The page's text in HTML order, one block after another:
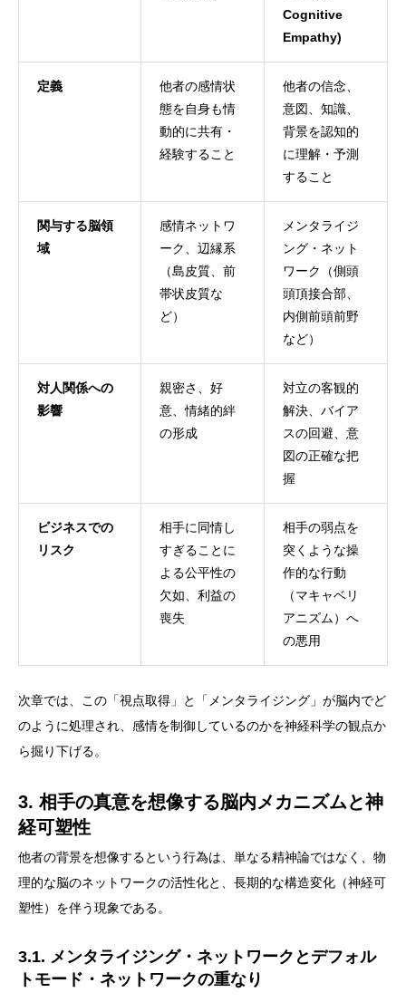
Cognitive
Empathy)
定義
他者の感情状
態を自身も情
動的に共有・
経験すること
他者の信念、
意図、知識、
背景を認知的
に理解・予測
すること
関与する脳領
域
感情ネットワ
ーク、辺縁系
（島皮質、前
帯状皮質な
ど）
メンタライジ
ング・ネット
ワーク（側頭
頭頂接合部、
内側前頭前野
など）
対人関係への
影響
親密さ、好
意、情緒的絆
の形成
対立の客観的
解決、バイア
スの回避、意
図の正確な把
握
ビジネスでの
リスク
相手に同情し
すぎることに
よる公平性の
欠如、利益の
喪失
相手の弱点を
突くような操
作的な行動
（マキャベリ
アニズム）へ
の悪用
次章では、この「視点取得」と「メンタライジング」が脳内でど
のように処理され、感情を制御しているのかを神経科学の観点か
ら掘り下げる。
3. 相手の真意を想像する脳内メカニズムと神
経可塑性
他者の背景を想像するという行為は、単なる精神論ではなく、物
理的な脳のネットワークの活性化と、長期的な構造変化（神経可
塑性）を伴う現象である。
3.1. メンタライジング・ネットワークとデフォル
トモード・ネットワークの重なり